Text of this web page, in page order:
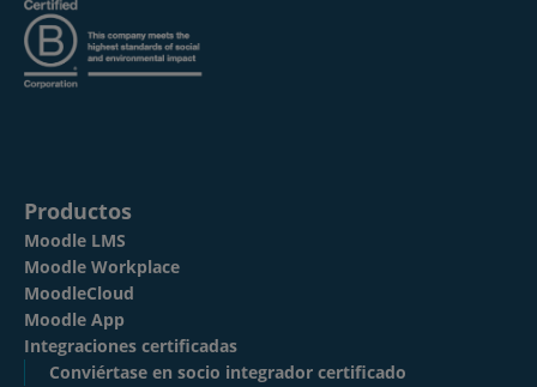
Productos
Moodle LMS
Moodle Workplace
MoodleCloud
Moodle App
Integraciones certificadas
Conviértase en socio integrador certificado